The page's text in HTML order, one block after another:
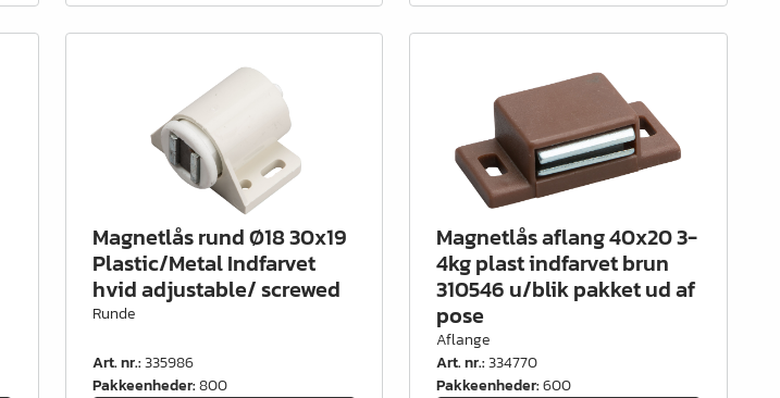
Magnetlås rund Ø18 30x19
Plastic/Metal Indfarvet
hvid adjustable/ screwed
Runde
Art. nr.:335986
Pakkeenheder:800
Magnetlås aflang 40x20 3-
4kg plast indfarvet brun
310546 u/blik pakket ud af
pose
Aflange
Art. nr.:334770
Pakkeenheder:600